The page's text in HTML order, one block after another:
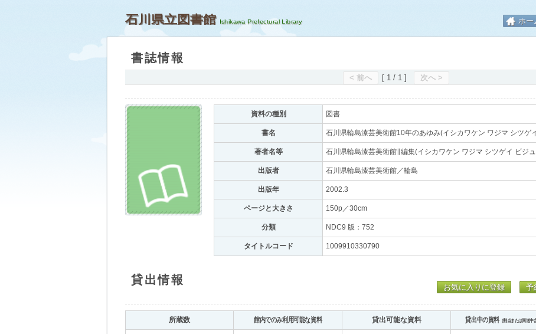
石川県立図書館 ホー
書誌情報
< 前へ [ 1 / 1 ] 次へ >
資料の種別 図書
書名 石川県輪島漆芸美術館10年のあゆみ(イシカワケン ワジマ シツゲ
著者名等 石川県輪島漆芸美術館∥編集(イシカワケン ワジマ シツゲイ ビジ
出版者 石川県輪島漆芸美術館／輪島
出版年 2002.3
ページと大きさ 150p／30cm
分類 NDC9 版：752
タイトルコード 1009910330790
貸出情報
お気に入りに登録 予
所蔵数 館内でのみ利用可能な資料 貸出可能な資料 貸出中の資料（割当または回送中